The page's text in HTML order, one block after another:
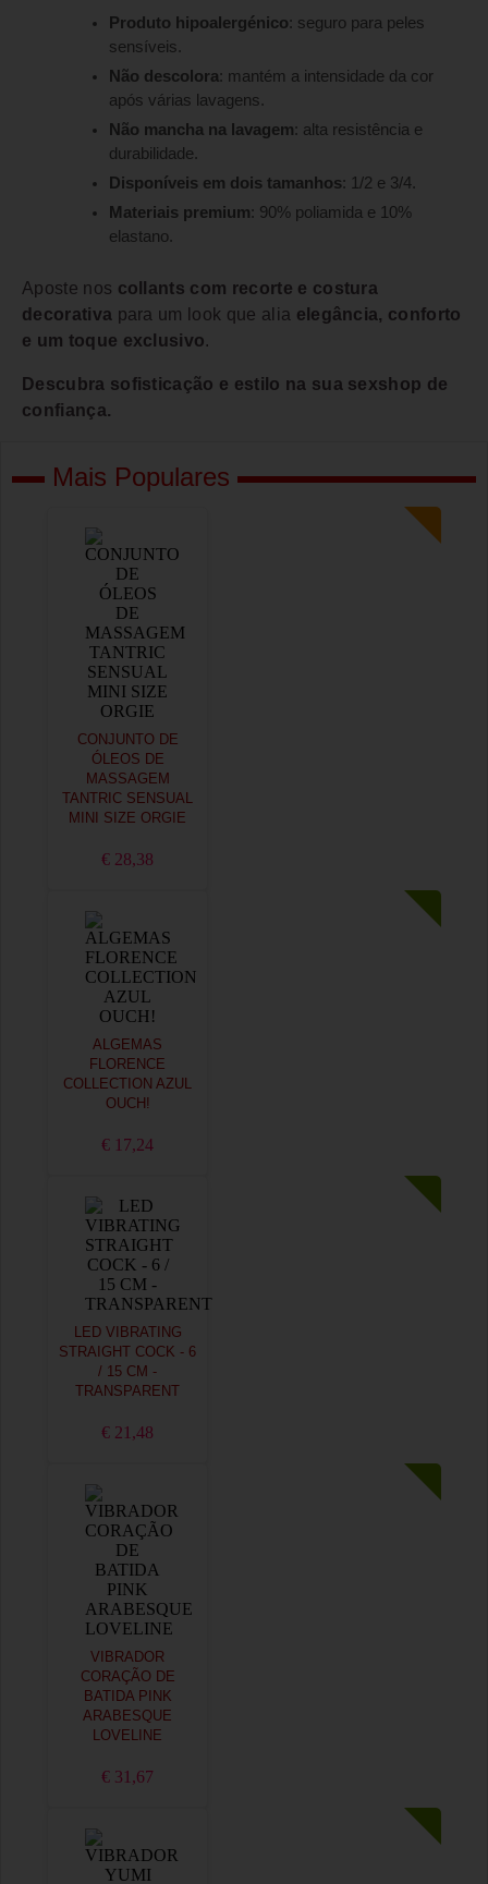
Produto hipoalergénico: seguro para peles
sensíveis.
Não descolora: mantém a intensidade da cor
após várias lavagens.
Não mancha na lavagem: alta resistência e
durabilidade.
Disponíveis em dois tamanhos: 1/2 e 3/4.
Materiais premium: 90% poliamida e 10%
elastano.
Aposte nos collants com recorte e costura
decorativa para um look que alia elegância, conforto
e um toque exclusivo.
Descubra sofisticação e estilo na sua sexshop de
confiança.
Mais Populares
CONJUNTO DE
ÓLEOS DE
MASSAGEM
TANTRIC SENSUAL
MINI SIZE ORGIE
€ 28,38
ALGEMAS
FLORENCE
COLLECTION AZUL
OUCH!
€ 17,24
LED VIBRATING
STRAIGHT COCK - 6
/ 15 CM -
TRANSPARENT
€ 21,48
VIBRADOR
CORAÇÃO DE
BATIDA PINK
ARABESQUE
LOVELINE
€ 31,67